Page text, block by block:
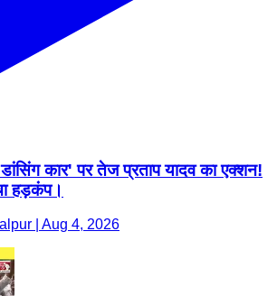
कार' पर तेज प्रताप यादव का एक्शन!
हड़कंप।
| Aug 4, 2026